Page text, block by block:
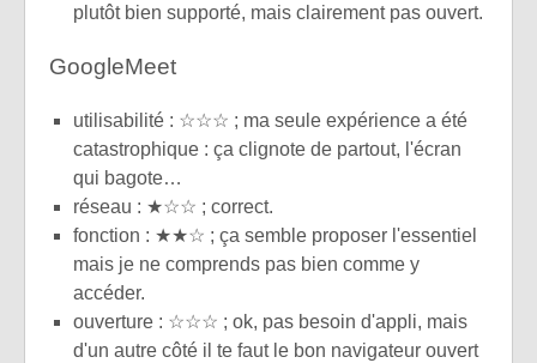
plutôt bien supporté, mais clairement pas ouvert.
GoogleMeet
utilisabilité : ☆☆☆ ; ma seule expérience a été
catastrophique : ça clignote de partout, l'écran
qui bagote…
réseau : ★☆☆ ; correct.
fonction : ★★☆ ; ça semble proposer l'essentiel
mais je ne comprends pas bien comme y
accéder.
ouverture : ☆☆☆ ; ok, pas besoin d'appli, mais
d'un autre côté il te faut le bon navigateur ouvert